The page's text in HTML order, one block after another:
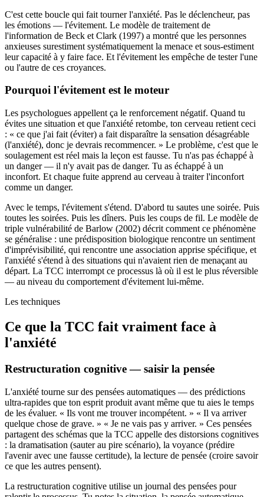
C'est cette boucle qui fait tourner l'anxiété. Pas le déclencheur, pas
les émotions — l'évitement. Le modèle de traitement de
l'information de Beck et Clark (1997) a montré que les personnes
anxieuses surestiment systématiquement la menace et sous-estiment
leur capacité à y faire face. Et l'évitement les empêche de tester l'une
ou l'autre de ces croyances.
Pourquoi l'évitement est le moteur
Les psychologues appellent ça le renforcement négatif. Quand tu
évites une situation et que l'anxiété retombe, ton cerveau retient ceci
: « ce que j'ai fait (éviter) a fait disparaître la sensation désagréable
(l'anxiété), donc je devrais recommencer. » Le problème, c'est que le
soulagement est réel mais la leçon est fausse. Tu n'as pas échappé à
un danger — il n'y avait pas de danger. Tu as échappé à un
inconfort. Et chaque fuite apprend au cerveau à traiter l'inconfort
comme un danger.
Avec le temps, l'évitement s'étend. D'abord tu sautes une soirée. Puis
toutes les soirées. Puis les dîners. Puis les coups de fil. Le modèle de
triple vulnérabilité de Barlow (2002) décrit comment ce phénomène
se généralise : une prédisposition biologique rencontre un sentiment
d'imprévisibilité, qui rencontre une association apprise spécifique, et
l'anxiété s'étend à des situations qui n'avaient rien de menaçant au
départ. La TCC interrompt ce processus là où il est le plus réversible
— au niveau du comportement d'évitement lui-même.
Les techniques
Ce que la TCC fait vraiment face à
l'anxiété
Restructuration cognitive — saisir la pensée
L'anxiété tourne sur des pensées automatiques — des prédictions
ultra-rapides que ton esprit produit avant même que tu aies le temps
de les évaluer. « Ils vont me trouver incompétent. » « Il va arriver
quelque chose de grave. » « Je ne vais pas y arriver. » Ces pensées
partagent des schémas que la TCC appelle des distorsions cognitives
: la dramatisation (sauter au pire scénario), la voyance (prédire
l'avenir avec une fausse certitude), la lecture de pensée (croire savoir
ce que les autres pensent).
La restructuration cognitive utilise un journal des pensées pour